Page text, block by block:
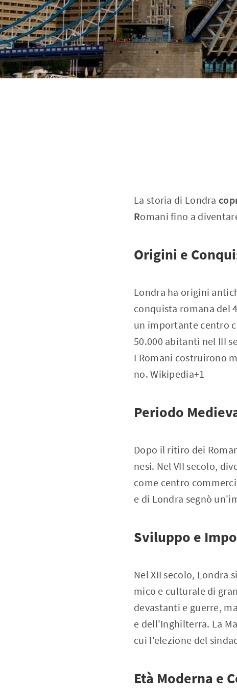
La storia di Londra
Romani fino a
Origini e
Londra ha origini
conquista romana del
un importante centro
50.000 abitanti nel III
I Romani costruirono
no. Wikipedia+1
Periodo
Dopo il ritiro dei
nesi. Nel VII secolo,
come centro
e di Londra segnò
Sviluppo e
Nel XII secolo, Londra
mico e culturale di
devastanti e guerre,
e dell'Inghilterra. La
cui l'elezione del
Età Moderna e